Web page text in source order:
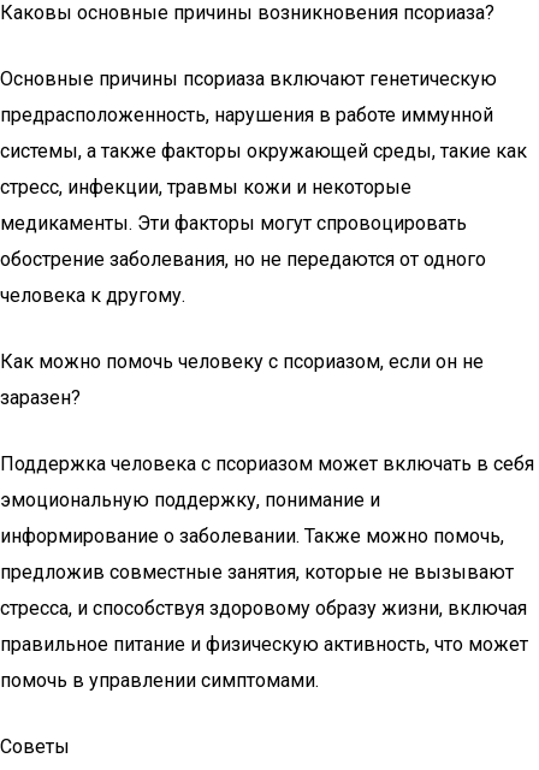
Каковы основные причины возникновения псориаза?
Основные причины псориаза включают генетическую
предрасположенность, нарушения в работе иммунной
системы, а также факторы окружающей среды, такие как
стресс, инфекции, травмы кожи и некоторые
медикаменты. Эти факторы могут спровоцировать
обострение заболевания, но не передаются от одного
человека к другому.
Как можно помочь человеку с псориазом, если он не
заразен?
Поддержка человека с псориазом может включать в себя
эмоциональную поддержку, понимание и
информирование о заболевании. Также можно помочь,
предложив совместные занятия, которые не вызывают
стресса, и способствуя здоровому образу жизни, включая
правильное питание и физическую активность, что может
помочь в управлении симптомами.
Советы